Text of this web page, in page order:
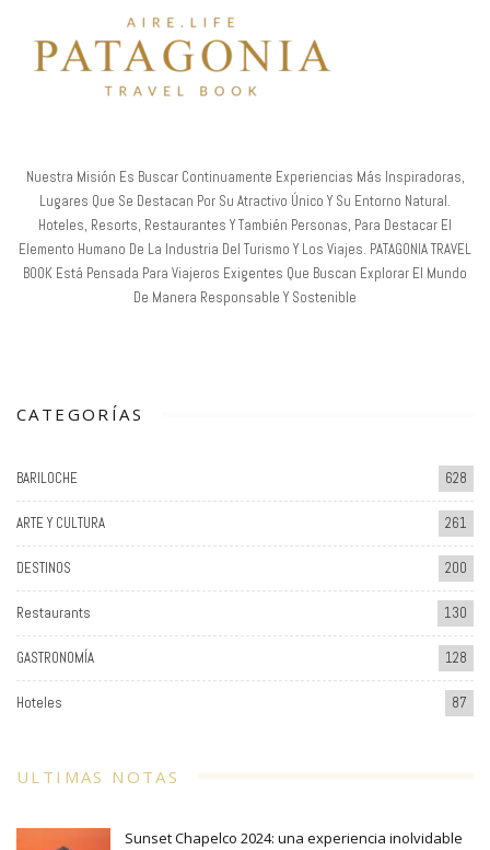
Nuestra Misión Es Buscar Continuamente Experiencias Más Inspiradoras,
Lugares Que Se Destacan Por Su Atractivo Único Y Su Entorno Natural.
Hoteles, Resorts, Restaurantes Y También Personas, Para Destacar El
Elemento Humano De La Industria Del Turismo Y Los Viajes. PATAGONIA TRAVEL
BOOK Está Pensada Para Viajeros Exigentes Que Buscan Explorar El Mundo
De Manera Responsable Y Sostenible
CATEGORÍAS
BARILOCHE 628
ARTE Y CULTURA 261
DESTINOS 200
Restaurants 130
GASTRONOMÍA 128
Hoteles 87
ULTIMAS NOTAS
Sunset Chapelco 2024: una experiencia inolvidable